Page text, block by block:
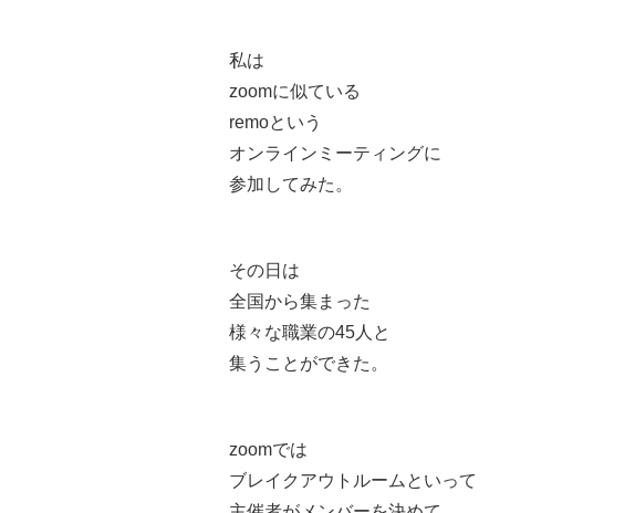
私は
zoomに似ている
remoという
オンラインミーティングに
参加してみた。
その日は
全国から集まった
様々な職業の45人と
集うことができた。
zoomでは
ブレイクアウトルームといって